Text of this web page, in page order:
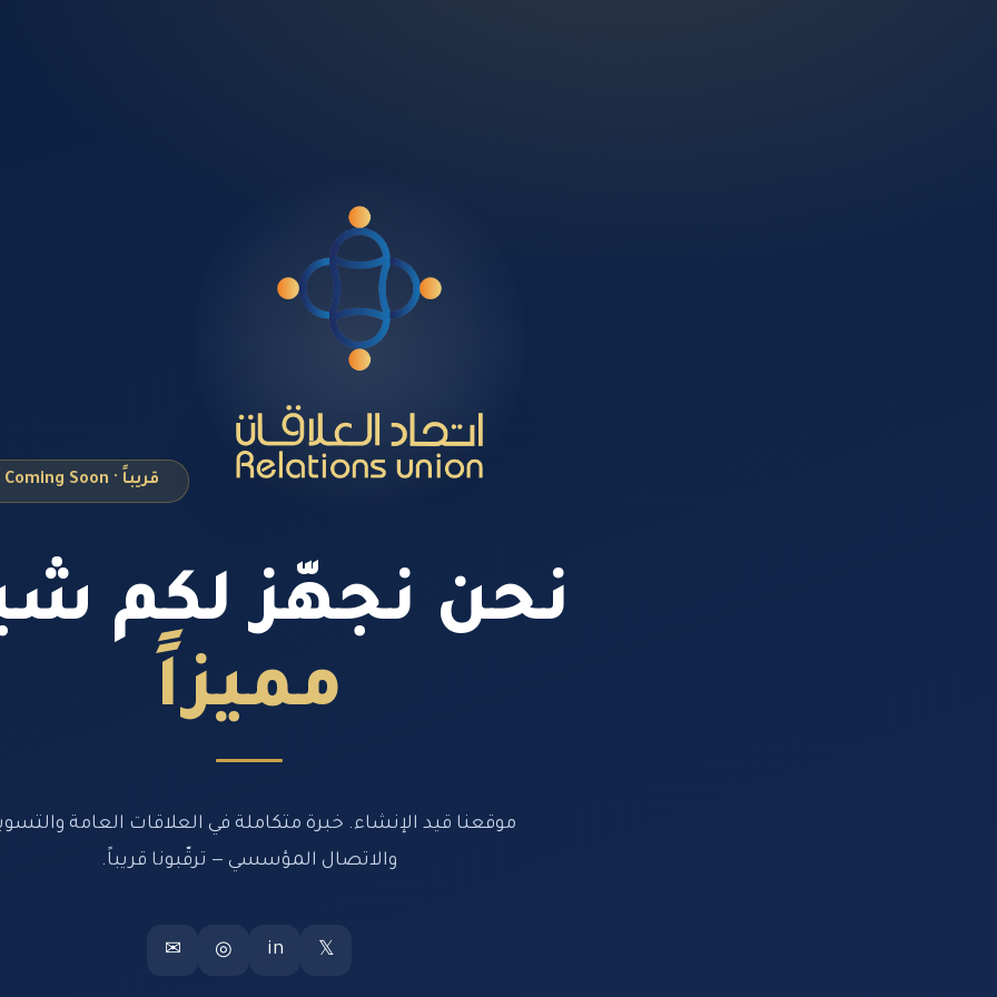
قريباً · Coming Soon
نحن نجهّز لكم
مميزاً
موقعنا قيد الإنشاء. خبرة متكاملة في العلاقات العامة
والاتصال المؤسسي — ترقّبونا قريباً.
𝕏
in
◎
✉